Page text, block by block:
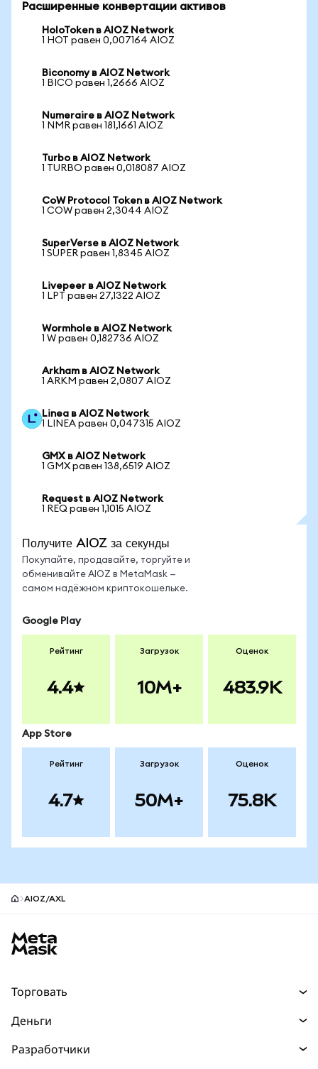
Расширенные конвертации активов
HoloToken в AIOZ Network
1 HOT равен 0,007164 AIOZ
Biconomy в AIOZ Network
1 BICO равен 1,2666 AIOZ
Numeraire в AIOZ Network
1 NMR равен 181,1661 AIOZ
Turbo в AIOZ Network
1 TURBO равен 0,018087 AIOZ
CoW Protocol Token в AIOZ Network
1 COW равен 2,3044 AIOZ
SuperVerse в AIOZ Network
1 SUPER равен 1,8345 AIOZ
Livepeer в AIOZ Network
1 LPT равен 27,1322 AIOZ
Wormhole в AIOZ Network
1 W равен 0,182736 AIOZ
Arkham в AIOZ Network
1 ARKM равен 2,0807 AIOZ
Linea в AIOZ Network
1 LINEA равен 0,047315 AIOZ
GMX в AIOZ Network
1 GMX равен 138,6519 AIOZ
Request в AIOZ Network
1 REQ равен 1,1015 AIOZ
Получите AIOZ за секунды
Покупайте, продавайте, торгуйте и
обменивайте AIOZ в MetaMask —
самом надёжном криптокошельке.
Google Play
Рейтинг
4.4
Загрузок
10M+
Оценок
483.9K
App Store
Рейтинг
4.7
Загрузок
50M+
Оценок
75.8K
AIOZ/AXL
Торговать
Прогнозы
Деньги
Разработчики